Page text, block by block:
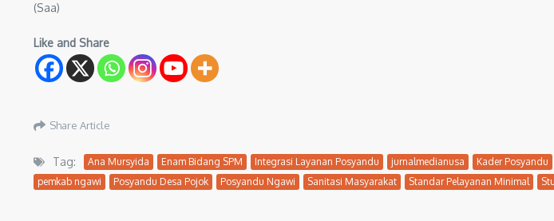
(Saa)
Like and Share
Share Article
Tag: Ana Mursyida Enam Bidang SPM Integrasi Layanan Posyandu jurnalmedianusa Kader Posyandu
pemkab ngawi
Posyandu Desa Pojok Posyandu Ngawi Sanitasi Masyarakat Standar Pelayanan Minimal